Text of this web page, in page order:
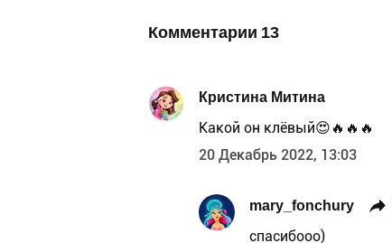
Комментарии 13
Кристина Митина
Какой он клёвый😍🔥🔥🔥
20 Декабрь 2022, 13:03
mary_fonchury
спасибооо)